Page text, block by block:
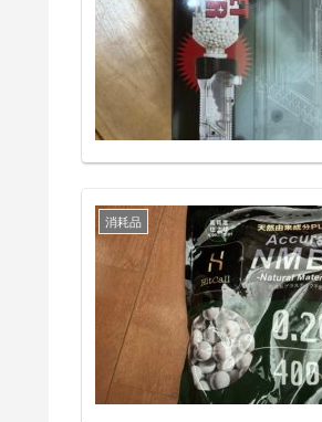
消耗品